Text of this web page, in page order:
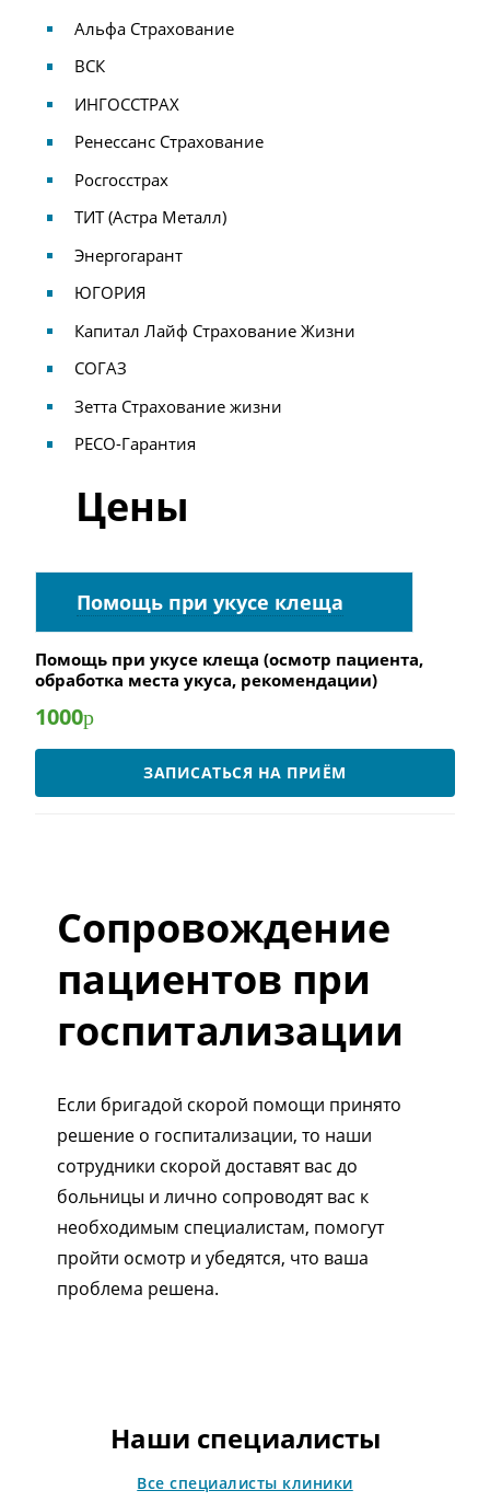
Альфа Страхование
ВСК
ИНГОССТРАХ
Ренессанс Страхование
Росгосстрах
ТИТ (Астра Металл)
Энергогарант
ЮГОРИЯ
Капитал Лайф Страхование Жизни
СОГАЗ
Зетта Страхование жизни
PECO-Гарантия
Цены
Помощь при укусе клеща
Помощь при укусе клеща (осмотр пациента,
обработка места укуса, рекомендации)
1000р
ЗАПИСАТЬСЯ НА ПРИЁМ
Сопровождение
пациентов при
госпитализации
Если бригадой скорой помощи принято
решение о госпитализации, то наши
сотрудники скорой доставят вас до
больницы и лично сопроводят вас к
необходимым специалистам, помогут
пройти осмотр и убедятся, что ваша
проблема решена.
Наши специалисты
Все специалисты клиники